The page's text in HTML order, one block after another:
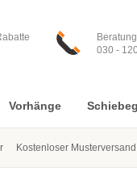
Beratung
030 -
Vorhänge
Kostenloser Musterversand